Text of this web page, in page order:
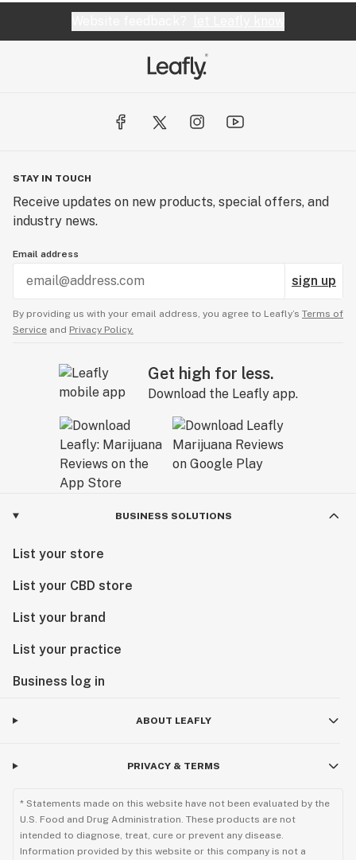
préservés.
STAY IN TOUCH
Receive updates on new products, special offers, and
industry news.
Email address
sign up
By providing us with your email address, you agree to Leafly’s Terms of
Service and Privacy Policy.
Get high for less.
Download the Leafly app.
BUSINESS SOLUTIONS
List your store
List your CBD store
List your brand
List your practice
Business log in
ABOUT LEAFLY
PRIVACY & TERMS
* Statements made on this website have not been evaluated by the
U.S. Food and Drug Administration. These products are not
intended to diagnose, treat, cure or prevent any disease.
Information provided by this website or this company is not a